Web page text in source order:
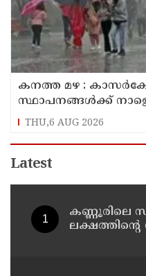
കനത്ത മഴ : കാസർകോട്
സ്ഥാപനങ്ങൾക്ക്
THU,6 AUG 2026
Latest
കണ്ണൂരിലെ